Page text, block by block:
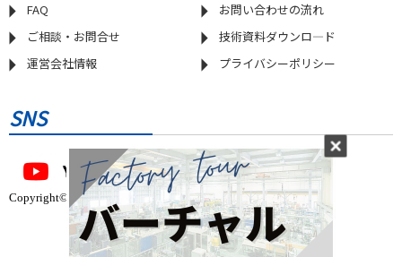
FAQ
お問い合わせの流れ
ご相談・お問合せ
技術資料ダウンロ―ド
運営会社情報
プライバシーポリシー
SNS
Copyright©2020-2024 金属塑性加工.com All Rights Reserved.